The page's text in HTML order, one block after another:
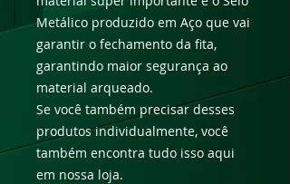
Metálico produzido em Aço que vai
garantir o fechamento da fita,
garantindo maior segurança ao
material arqueado.
Se você também precisar desses
produtos individualmente, você
também encontra tudo isso aqui
em nossa loja.